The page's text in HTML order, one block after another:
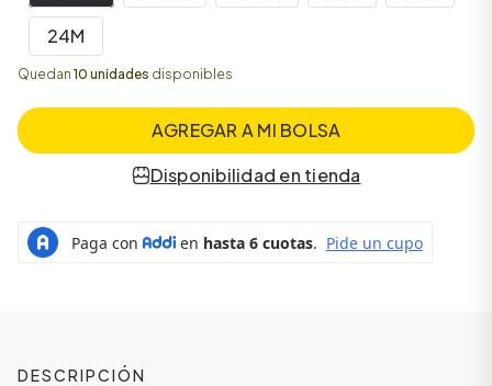
24M
Quedan 10 unidades disponibles
AGREGAR A MI BOLSA
Disponibilidad en tienda
DESCRIPCIÓN